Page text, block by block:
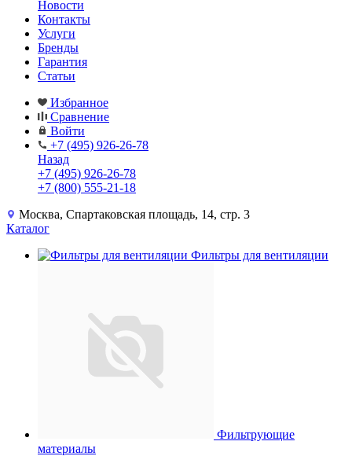
Новости
Контакты
Услуги
Бренды
Гарантия
Статьи
Избранное
Сравнение
Войти
+7 (495) 926-26-78
Назад
+7 (495) 926-26-78
+7 (800) 555-21-18
Москва, Спартаковская площадь, 14, стр. 3
Каталог
Фильтры для вентиляции
Фильтрующие
материалы